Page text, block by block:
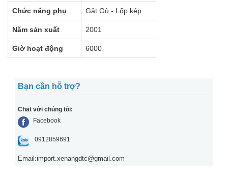
Chức năng phụ Gật Gù - Lốp kép
Năm sản xuất 2001
Giờ hoạt động 6000
Bạn cần hỗ trợ?
Chat với chúng tôi:
Facebook
0912859691
Email:import.xenangdtc@gmail.com